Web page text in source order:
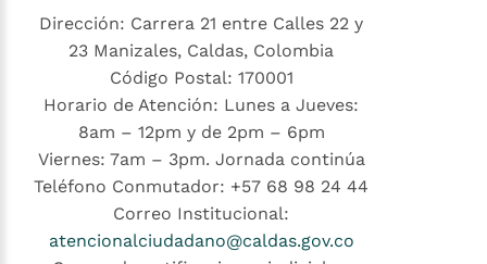
Dirección: Carrera 21 entre Calles 22 y
23 Manizales, Caldas, Colombia
Código Postal: 170001
Horario de Atención: Lunes a Jueves:
8am – 12pm y de 2pm – 6pm
Viernes: 7am – 3pm. Jornada continúa
Teléfono Conmutador: +57 68 98 24 44
Correo Institucional:
atencionalciudadano@caldas.gov.co